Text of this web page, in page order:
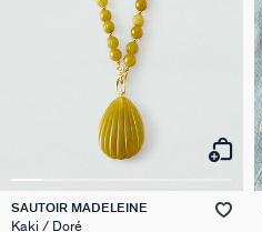
SAUTOIR MADELEINE
Kaki / Doré